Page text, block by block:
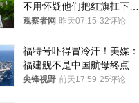
不用怀疑他们把红旗扛下去
的决心
观察者网 昨天07:15 32评论
福特号吓得冒冷汗！美媒：
福建舰不是中国航母终点，
而是新起点！
尖锋视野 前天17:59 25评论